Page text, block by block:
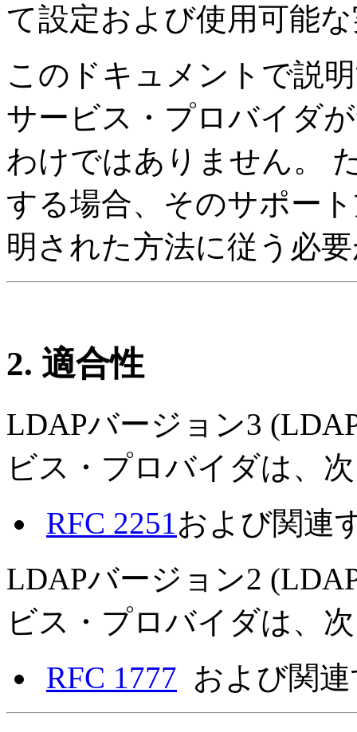
て設定および使用可能
このドキュメントで説
サービス・プロバイダ
わけではありません。
する場合、そのサポー
明された方法に従う必
2. 適合性
LDAPバージョン3
ビス・プロバイダは、
RFC 2251 および関連
LDAPバージョン2
ビス・プロバイダは、
RFC 1777 および関